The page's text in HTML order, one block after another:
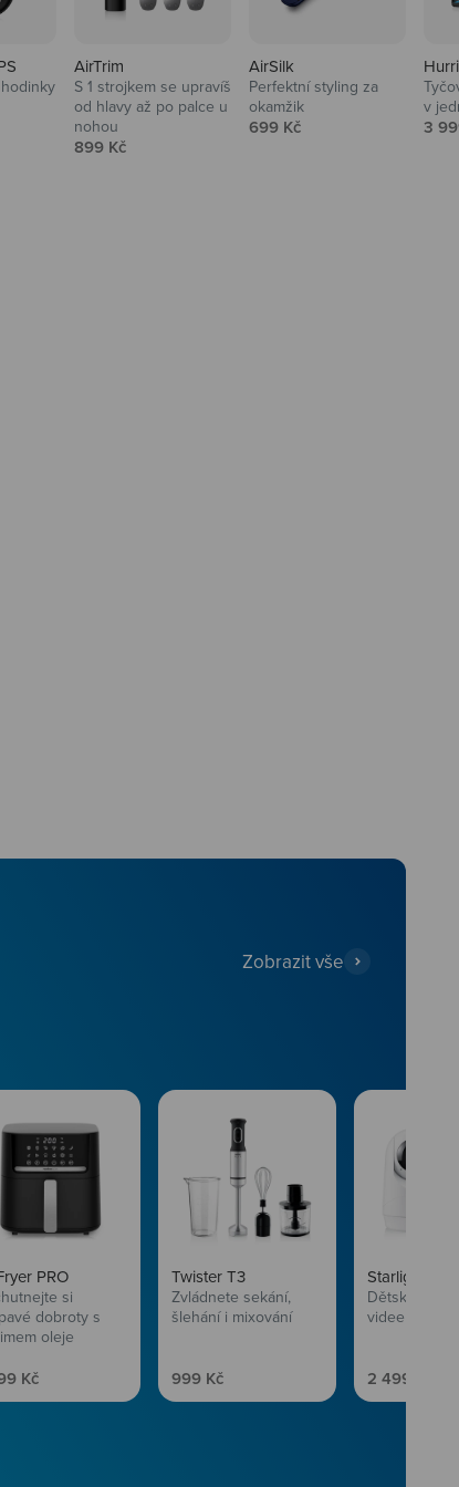
AirTrim
S 1 strojkem se upravíš
od hlavy až po palce u
nohou
Prodejní cena
899 Kč
AirSilk
Perfektní styling za
okamžik
Prodejní cena
699 Kč
v
3
Zobrazit vše
PRO
si
dobroty s
oleje
cena
Kč
Twister T3
Zvládnete sekání,
šlehání i mixování
Prodejní cena
999 Kč
Starlight SL5
Dětská
videem
Prodejní
2 499 Kč